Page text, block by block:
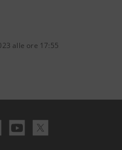
alle ore 17:55